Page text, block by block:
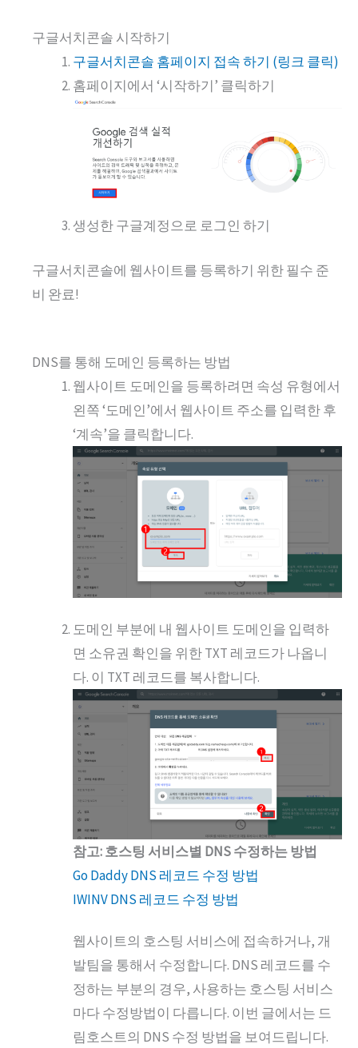
구글서치콘솔 시작하기
구글서치콘솔 홈페이지 접속 하기 (링크 클릭)
홈페이지에서 ‘시작하기’ 클릭하기
생성한 구글계정으로 로그인 하기
구글서치콘솔에 웹사이트를 등록하기 위한 필수 준
비 완료!
DNS를 통해 도메인 등록하는 방법
웹사이트 도메인을 등록하려면 속성 유형에서
왼쪽 ‘도메인’에서 웹사이트 주소를 입력한 후
‘계속’을 클릭합니다.
도메인 부분에 내 웹사이트 도메인을 입력하
면 소유권 확인을 위한 TXT 레코드가 나옵니
다. 이 TXT 레코드를 복사합니다.
참고: 호스팅 서비스별 DNS 수정하는 방법
Go Daddy DNS 레코드 수정 방법
IWINV DNS 레코드 수정 방법
웹사이트의 호스팅 서비스에 접속하거나, 개
발팀을 통해서 수정합니다. DNS 레코드를 수
정하는 부분의 경우, 사용하는 호스팅 서비스
마다 수정방법이 다릅니다. 이번 글에서는 드
림호스트의 DNS 수정 방법을 보여드립니다.